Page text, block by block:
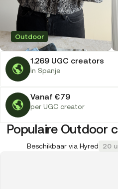
1.269 UGC creators
in Spanje
Outdoor
Vanaf €79
per UGC creator
Populaire Outdoor
Beschikbaar via Hyred 20